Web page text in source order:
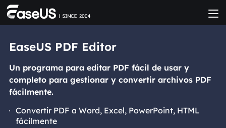
EaseUS PDF Editor
Un programa para editar PDF fácil de usar y
completo para gestionar y convertir archivos PDF
fácilmente.
Convertir PDF a Word, Excel, PowerPoint, HTML
fácilmente